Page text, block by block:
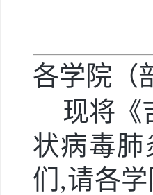
各学院（
现将《
状病毒
们,请各